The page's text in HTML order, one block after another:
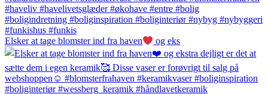
Elsker at tage blomster ind fra haven og eks